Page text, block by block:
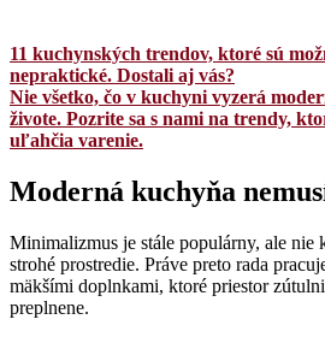
11 kuchynských trendov, ktoré sú
nepraktické. Dostali aj vás?
Nie všetko, čo v kuchyni vyzerá
živote. Pozrite sa s nami na trendy,
uľahčia varenie.
Moderná kuchyňa
Minimalizmus je stále populárny, ale nie
strohé prostredie. Práve preto rada
mäkšími doplnkami, ktoré priestor
preplnene.